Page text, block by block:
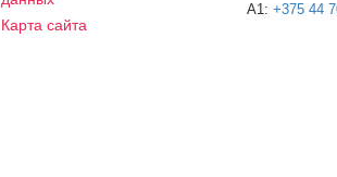
Карта сайта
A1:+375 44